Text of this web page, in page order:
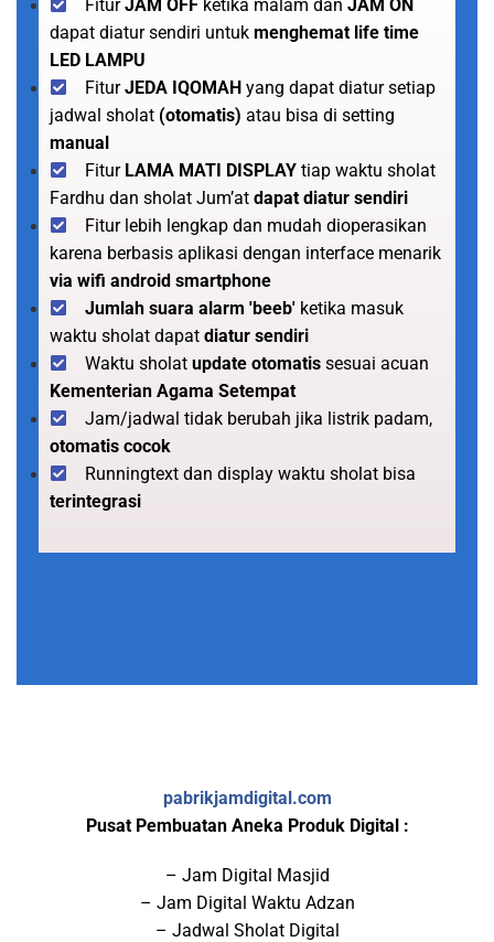
FiturJAM OFF ketika malam dan JAM ON
dapat diatur sendiri untuk menghemat life time
LED LAMPU
FiturJEDA IQOMAH yang dapat diatur setiap
jadwal sholat (otomatis) atau bisa di setting
manual
Fitur LAMA MATI DISPLAY tiap waktu sholat
Fardhu dan sholat Jum’at dapat diatur sendiri
Fitur lebih lengkap dan mudah dioperasikan
karena berbasis aplikasi dengan interface menarik
via wifi android smartphone
Jumlah suara alarm 'beeb' ketika masuk
waktu sholat dapat diatur sendiri
Waktu sholat update otomatis sesuai acuan
Kementerian Agama Setempat
Jam/jadwal tidak berubah jika listrik padam,
otomatis cocok
Runningtext dan display waktu sholat bisa
terintegrasi
pabrikjamdigital.com
Pusat Pembuatan Aneka Produk Digital :
– Jam Digital Masjid
– Jam Digital Waktu Adzan
– Jadwal Sholat Digital